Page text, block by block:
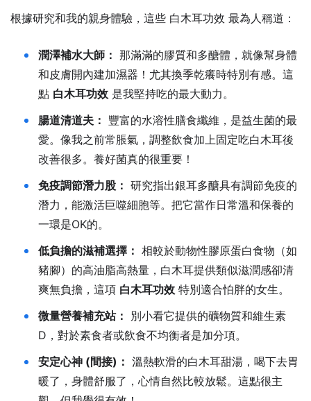
根據研究和我的親身體驗，這些 白木耳功效 最為人稱道：
潤澤補水大師： 那滿滿的膠質和多醣體，就像幫身體
和皮膚開內建加濕器！尤其換季乾癢時特別有感。這
點 白木耳功效 是我堅持吃的最大動力。
腸道清道夫： 豐富的水溶性膳食纖維，是益生菌的最
愛。像我之前常脹氣，調整飲食加上固定吃白木耳後
改善很多。養好菌真的很重要！
免疫調節潛力股： 研究指出銀耳多醣具有調節免疫的
潛力，能激活巨噬細胞等。把它當作日常溫和保養的
一環是OK的。
低負擔的滋補選擇： 相較於動物性膠原蛋白食物（如
豬腳）的高油脂高熱量，白木耳提供類似滋潤感卻清
爽無負擔，這項 白木耳功效 特別適合怕胖的女生。
微量營養補充站：
別小看它提供的礦物質和維生素
D，對於素食者或飲食不均衡者是加分項。
安定心神 (間接)： 溫熱軟滑的白木耳甜湯，喝下去胃
暖了，身體舒服了，心情自然比較放鬆。這點很主